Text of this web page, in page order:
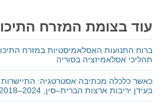
עוד בצומת המזרח
ברוח התנועות האסלאמיסטיות במזרח
תהליכי אסלאמיזציה בסוריה
כאשר כלכלה מכתיבה אסטרטגיה: התיישרות
בעידן יריבות ארצות הברית–סין, 2024–2018